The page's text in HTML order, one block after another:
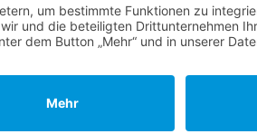
Datenschutz
Impressum